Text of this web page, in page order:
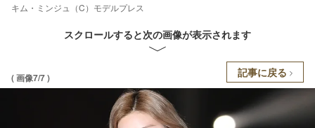
キム・ミンジュ（C）モデルプレス
スクロールすると次の画像が表示されます
( 画像7/7 ) 記事に戻る